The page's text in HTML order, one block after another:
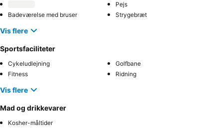
Pejs
Badeværelse med bruser
Strygebræt
Vis flere
Sportsfaciliteter
Cykeludlejning
Golfbane
Fitness
Ridning
Vis flere
Mad og drikkevarer
Kosher-måltider